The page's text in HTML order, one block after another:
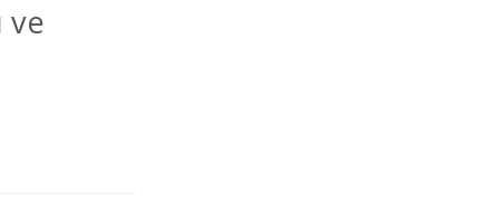
ve